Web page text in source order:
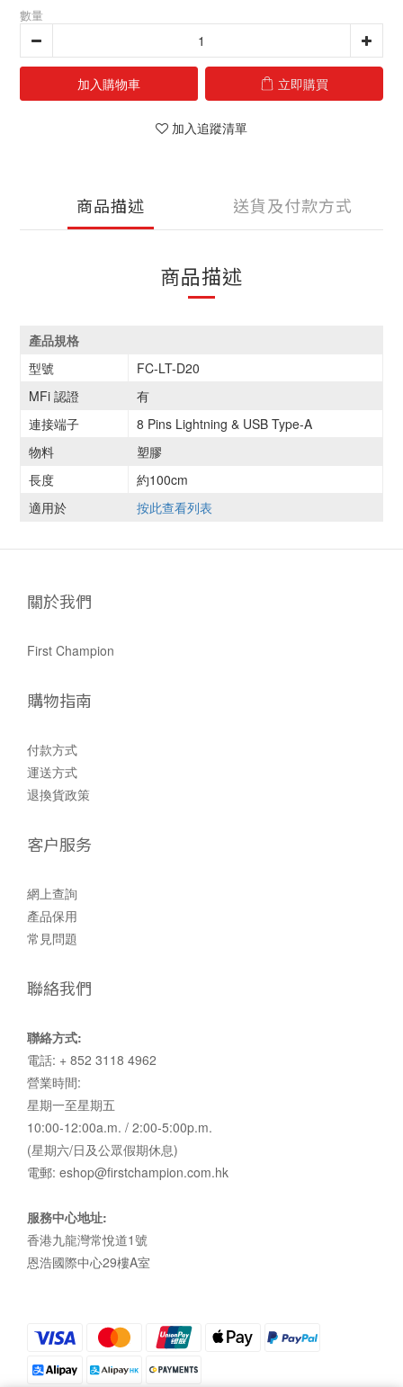
數量
加入購物車 立即購買
加入追蹤清單
商品描述 送貨及付款方式
商品描述
產品規格
型號
FC-LT-D20
MFi 認證
有
連接端子
8 Pins Lightning & USB Type-A
物料
塑膠
長度
約100cm
適用於
按此查看列表
關於我們
First Champion
購物指南
付款方式
運送方式
退換貨政策
客户服务
網上查詢
產品保用
常見問題
聯絡我們
聯絡方式:
電話: + 852 3118 4962
營業時間:
星期一至星期五
10:00-12:00a.m. / 2:00-5:00p.m.
(星期六/日及公眾假期休息)
電郵: eshop@firstchampion.com.hk
服務中心地址:
香港九龍灣常悅道1號
恩浩國際中心29樓A室